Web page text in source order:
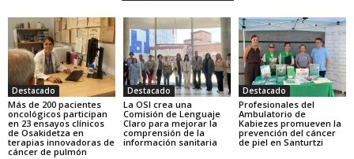
Destacado
Más de 200 pacientes
oncológicos participan
en 23 ensayos clínicos
de Osakidetza en
terapias innovadoras de
cáncer de pulmón
Destacado
La OSI crea una
Comisión de Lenguaje
Claro para mejorar la
comprensión de la
información sanitaria
Destacado
Profesionales del
Ambulatorio de
Kabiezes promueven la
prevención del cáncer
de piel en Santurtzi